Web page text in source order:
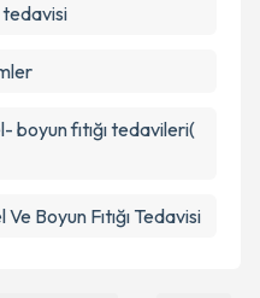
tedavisi
boyun fıtığı tedavileri(
Boyun Fıtığı Tedavisi